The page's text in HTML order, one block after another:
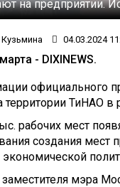
на предприятии.
04.03.2024
- DIXINEWS.
официального
территории ТиНАО
рабочих мест
создания мест
экономической
мэра